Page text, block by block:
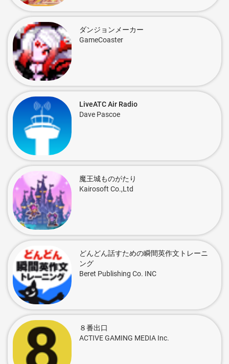
ダンジョンメーカー
GameCoaster
LiveATC Air Radio
Dave Pascoe
魔王城ものがたり
Kairosoft Co.,Ltd
どんどん話すための瞬間英作文トレーニ
ング
Beret Publishing Co. INC
８番出口
ACTIVE GAMING MEDIA Inc.